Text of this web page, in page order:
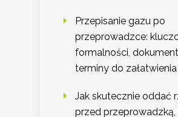
Przepisanie gazu po
przeprowadzce:
formalności,
terminy do załatwienia
Jak skutecznie oddać
przed przeprowadzką,